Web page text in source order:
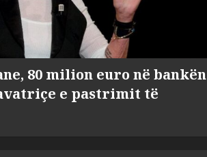
80 milion euro në bankën
e pastrimit të